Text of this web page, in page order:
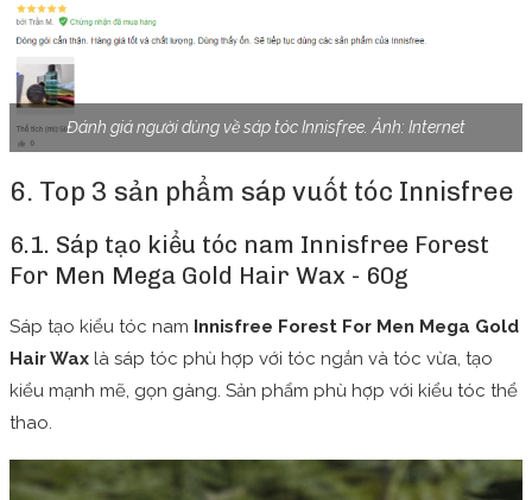
Đánh giá người dùng về sáp tóc Innisfree. Ảnh: Internet
6. Top 3 sản phẩm sáp vuốt tóc Innisfree
6.1. Sáp tạo kiểu tóc nam Innisfree Forest
For Men Mega Gold Hair Wax - 60g
Sáp tạo kiểu tóc nam Innisfree Forest For Men Mega Gold
Hair Wax là sáp tóc phù hợp với tóc ngắn và tóc vừa, tạo
kiểu mạnh mẽ, gọn gàng. Sản phẩm phù hợp với kiểu tóc thể
thao.